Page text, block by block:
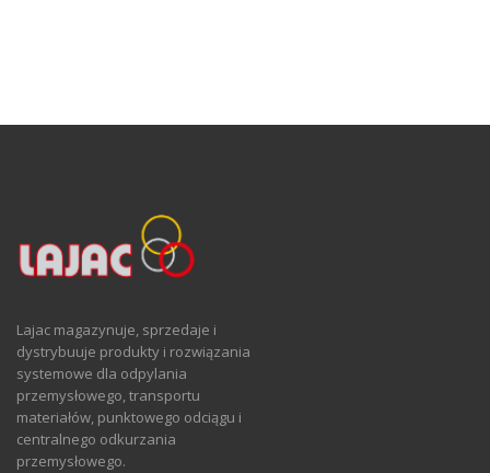
Lajac magazynuje, sprzedaje i
dystrybuuje produkty i rozwiązania
systemowe dla odpylania
przemysłowego, transportu
materiałów, punktowego odciągu i
centralnego odkurzania
przemysłowego.